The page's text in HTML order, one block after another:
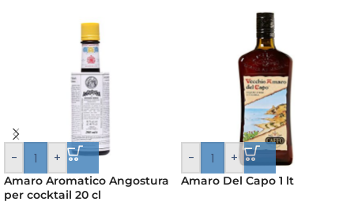
- +
Amaro Aromatico Angostura
per cocktail 20 cl
- +
Amaro Del Capo 1 lt